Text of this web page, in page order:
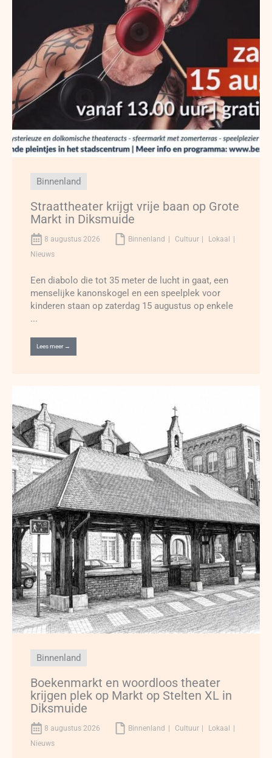
Binnenland
Straattheater krijgt vrije baan op Grote
Markt in Diksmuide
8 augustus 2026 Binnenland Cultuur
Lokaal
Nieuws
Een diabolo die tot 35 meter de lucht in gaat, een
menselijke kanonskogel en een speelplek voor
kinderen staan op zaterdag 15 augustus op enkele
...
Lees meer →
Binnenland
Boekenmarkt en woordloos theater
krijgen plek op Markt op Stelten XL in
Diksmuide
8 augustus 2026 Binnenland Cultuur
Lokaal
Nieuws